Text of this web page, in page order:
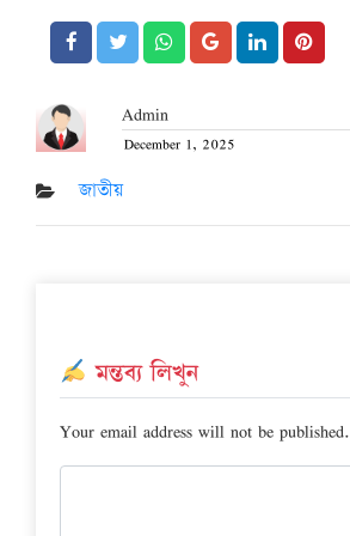
Admin
Posted
on
December 1, 2025
জাতীয়
মন্তব্য লিখুন
Your email address will not be published.